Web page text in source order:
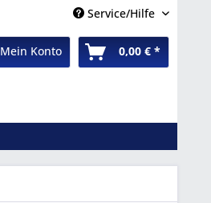
Service/Hilfe
Mein Konto 0,00 € *